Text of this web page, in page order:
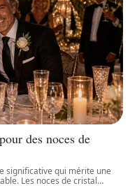
des noces de
significative qui mérite une
Les noces de cristal…